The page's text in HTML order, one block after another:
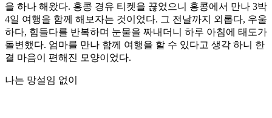
을 하나 해왔다. 홍콩 경유 티켓을 끊었으니 홍콩에서 만나 3박
4일 여행을 함께 해보자는 것이었다. 그 전날까지 외롭다, 우울
하다, 힘들다를 반복하며 눈물을 짜내더니 하루 아침에 태도가
돌변했다. 엄마를 만나 함께 여행을 할 수 있다고 생각 하니 한
결 마음이 편해진 모양이었다.
나는 망설임 없이